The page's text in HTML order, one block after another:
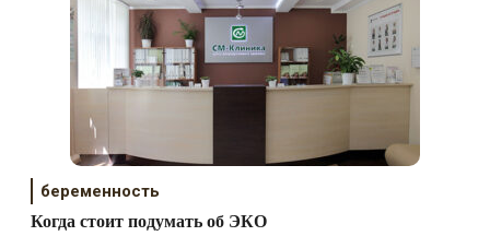
беременность
Когда стоит подумать об ЭКО